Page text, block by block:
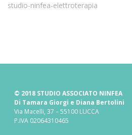
studio-ninfea-elettroterapia
© 2018 STUDIO ASSOCIATO NINFEA
Di Tamara Giorgi e Diana Bertolini
Via Macelli, 37 – 55100 LUCCA
P.IVA 02064310465